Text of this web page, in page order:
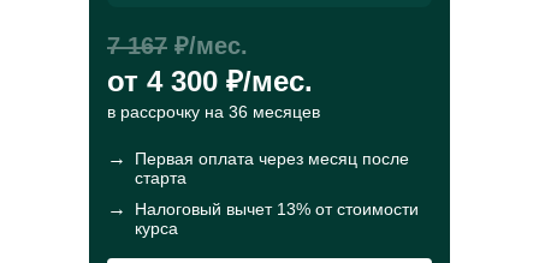
7 167 ₽/мес.
от 4 300 ₽/мес.
в рассрочку на 36 месяцев
→
Первая оплата через месяц после
старта
→
Налоговый вычет 13% от стоимости
курса